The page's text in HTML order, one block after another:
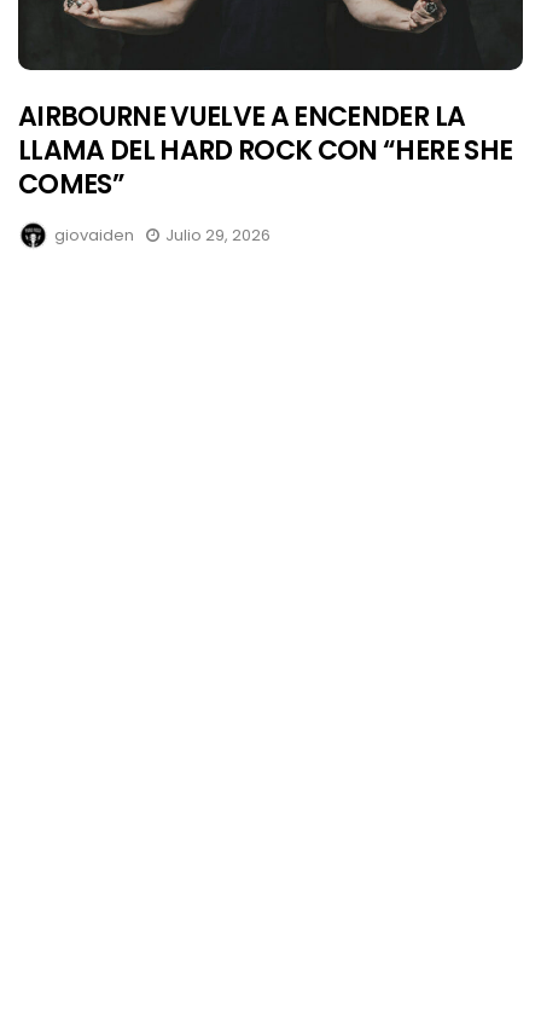
AIRBOURNE VUELVE A ENCENDER LA
LLAMA DEL HARD ROCK CON “HERE SHE
COMES”
giovaiden Julio 29, 2026